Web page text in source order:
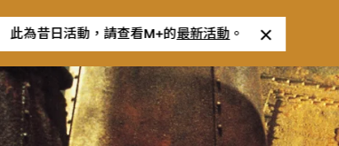
此為昔日活動，請查看M+的最新活動 。